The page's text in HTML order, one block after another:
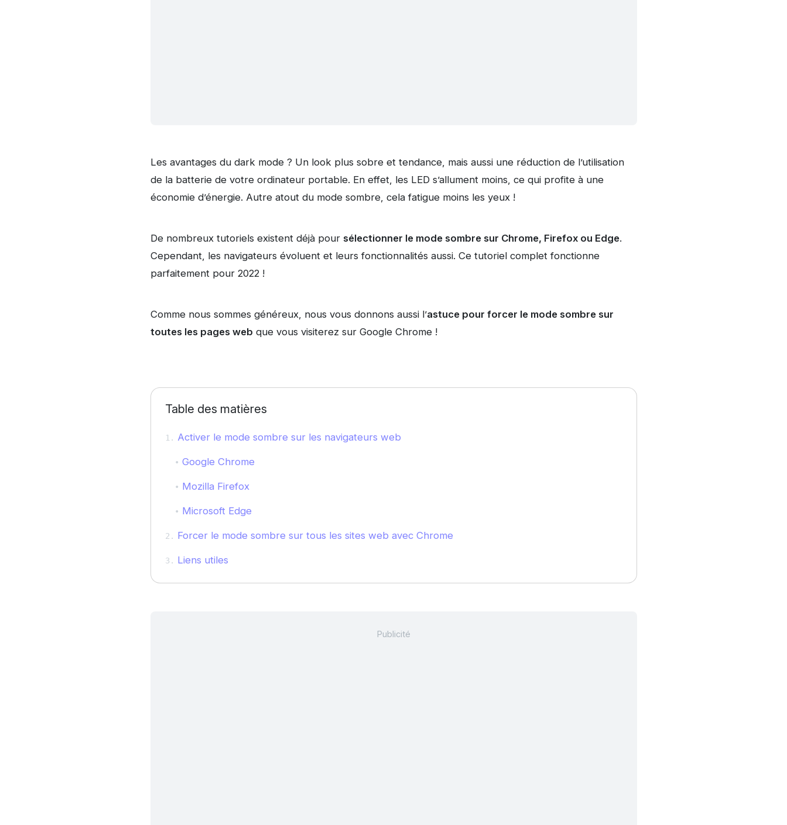
Les avantages du dark mode ? Un look plus sobre et tendance, mais aussi une réduction de l’utilisation
de la batterie de votre ordinateur portable. En effet, les LED s’allument moins, ce qui profite à une
économie d’énergie. Autre atout du mode sombre, cela fatigue moins les yeux !
De nombreux tutoriels existent déjà pour sélectionner le mode sombre sur Chrome, Firefox ou Edge.
Cependant, les navigateurs évoluent et leurs fonctionnalités aussi. Ce tutoriel complet fonctionne
parfaitement pour 2022 !
Comme nous sommes généreux, nous vous donnons aussi l’astuce pour forcer le mode sombre sur
toutes les pages web que vous visiterez sur Google Chrome !
Table des matières
Activer le mode sombre sur les navigateurs web
Google Chrome
Mozilla Firefox
Microsoft Edge
Forcer le mode sombre sur tous les sites web avec Chrome
Liens utiles